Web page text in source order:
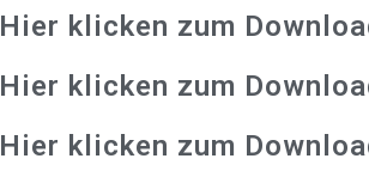
Hier klicken zum
Hier klicken zum
Hier klicken zum